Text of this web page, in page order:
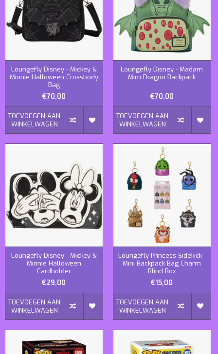
Loungefly Disney - Mickey &
Minnie Halloween Crossbody
Bag
€70,00
TOEVOEGEN AAN
WINKELWAGEN
Loungefly Disney - Madam
Mim Dragon Backpack
€70,00
TOEVOEGEN AAN
WINKELWAGEN
Loungefly Disney - Mickey &
Minnie Halloween
Cardholder
€29,00
TOEVOEGEN AAN
WINKELWAGEN
Loungefly Princess Sidekick -
Mini Backpack Bag Charm
Blind Box
€15,00
TOEVOEGEN AAN
WINKELWAGEN